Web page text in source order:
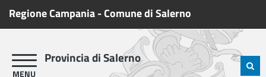
Regione Campania-Comune di Salerno
Provincia di Salerno